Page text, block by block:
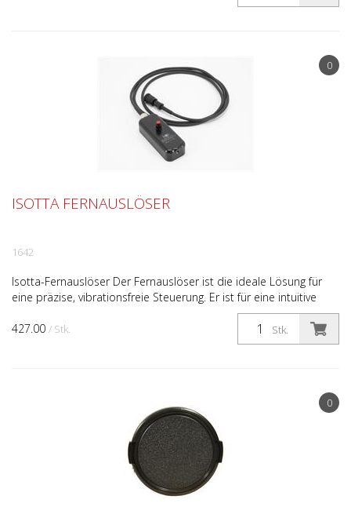
0
427.00 / Stk. Stk.
ISOTTA FERNAUSLÖSER
1642
Isotta-Fernauslöser Der Fernauslöser ist die ideale Lösung für
eine präzise, vibrationsfreie Steuerung. Er ist für eine intuitive
0